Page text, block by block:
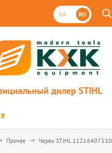
UA RU
дилер STIHL
Прочее Червь STIHL 11216407110